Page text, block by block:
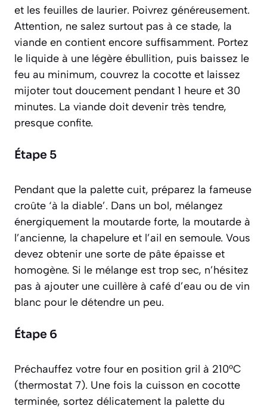
et les feuilles de laurier. Poivrez généreusement.
Attention, ne salez surtout pas à ce stade, la
viande en contient encore suffisamment. Portez
le liquide à une légère ébullition, puis baissez le
feu au minimum, couvrez la cocotte et laissez
mijoter tout doucement pendant 1 heure et 30
minutes. La viande doit devenir très tendre,
presque confite.
Étape 5
Pendant que la palette cuit, préparez la fameuse
croûte ‘à la diable’. Dans un bol, mélangez
énergiquement la moutarde forte, la moutarde à
l’ancienne, la chapelure et l’ail en semoule. Vous
devez obtenir une sorte de pâte épaisse et
homogène. Si le mélange est trop sec, n’hésitez
pas à ajouter une cuillère à café d’eau ou de vin
blanc pour le détendre un peu.
Étape 6
Préchauffez votre four en position gril à 210°C
(thermostat 7). Une fois la cuisson en cocotte
terminée, sortez délicatement la palette du